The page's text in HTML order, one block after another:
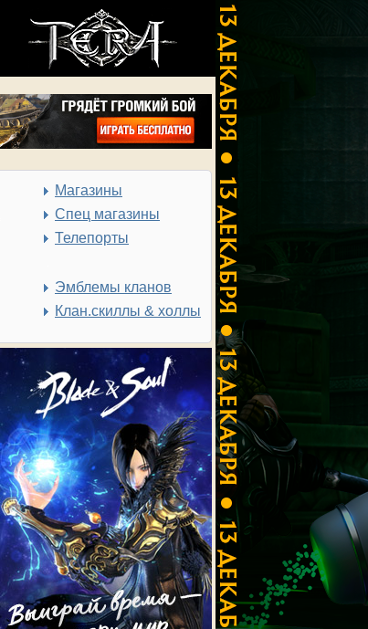
Магазины
Спец магазины
Телепорты
Эмблемы кланов
Клан.скиллы & холлы